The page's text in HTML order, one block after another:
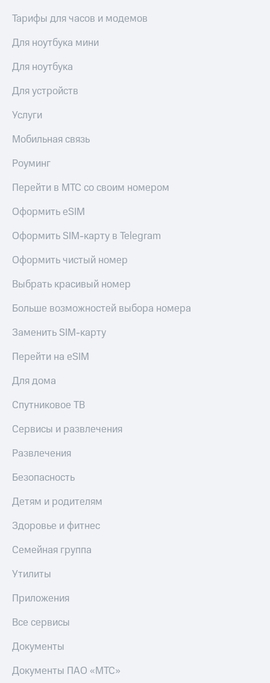
Тарифы для часов и модемов
Для ноутбука мини
Для ноутбука
Для устройств
Услуги
Мобильная связь
Роуминг
Перейти в МТС со своим номером
Оформить eSIM
Оформить SIM-карту в Telegram
Оформить чистый номер
Выбрать красивый номер
Больше возможностей выбора номера
Заменить SIM-карту
Перейти на eSIM
Для дома
Спутниковое ТВ
Сервисы и развлечения
Развлечения
Безопасность
Детям и родителям
Здоровье и фитнес
Семейная группа
Утилиты
Приложения
Все сервисы
Документы
Документы ПАО «МТС»